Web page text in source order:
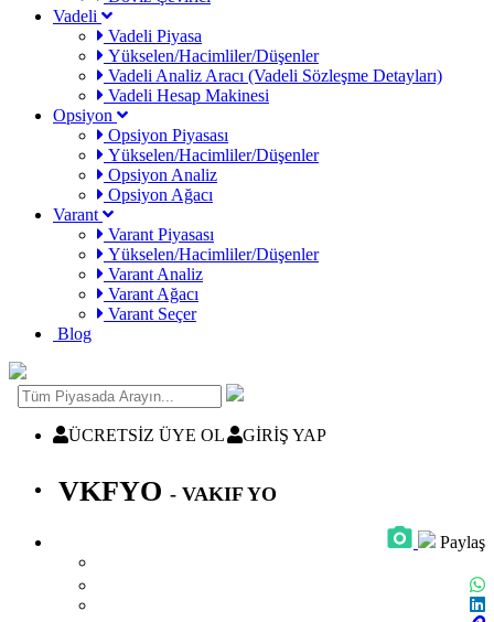
Vadeli
Vadeli Piyasa
Yükselen/Hacimliler/Düşenler
Vadeli Analiz Aracı (Vadeli Sözleşme Detayları)
Vadeli Hesap Makinesi
Opsiyon
Opsiyon Piyasası
Yükselen/Hacimliler/Düşenler
Opsiyon Analiz
Opsiyon Ağacı
Varant
Varant Piyasası
Yükselen/Hacimliler/Düşenler
Varant Analiz
Varant Ağacı
Varant Seçer
Blog
ÜCRETSİZ ÜYE OL GİRİŞ YAP
VKFYO - VAKIF YO
Paylaş